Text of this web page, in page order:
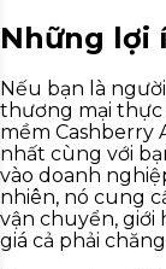
Những lợi
Nếu bạn là
thương mại thực
mềm Cashberry
nhất cùng với
vào doanh
nhiên, nó cung
vận chuyển, giới
giá cả phải